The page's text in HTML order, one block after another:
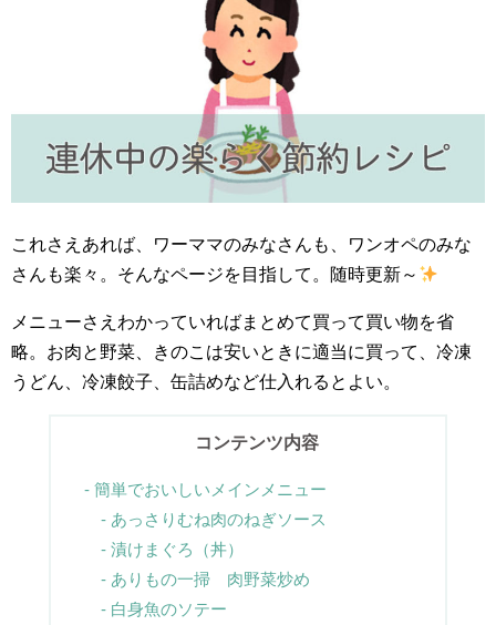
これさえあれば、ワーママのみなさんも、ワンオペのみな
さんも楽々。そんなページを目指して。随時更新～
メニューさえわかっていればまとめて買って買い物を省
略。お肉と野菜、きのこは安いときに適当に買って、冷凍
うどん、冷凍餃子、缶詰めなど仕入れるとよい。
コンテンツ内容
簡単でおいしいメインメニュー
あっさりむね肉のねぎソース
漬けまぐろ（丼）
ありもの一掃 肉野菜炒め
白身魚のソテー